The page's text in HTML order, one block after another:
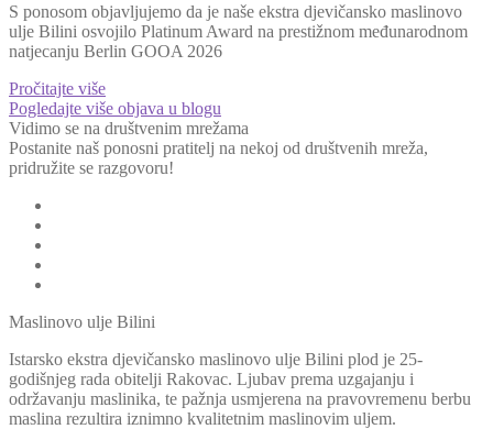
S ponosom objavljujemo da je naše ekstra djevičansko maslinovo
ulje Bilini osvojilo Platinum Award na prestižnom međunarodnom
natjecanju Berlin GOOA 2026
Pročitajte više
Pogledajte više objava u blogu
Vidimo se na društvenim mrežama
Postanite naš ponosni pratitelj na nekoj od društvenih mreža,
pridružite se razgovoru!
Maslinovo ulje Bilini
Istarsko ekstra djevičansko maslinovo ulje Bilini plod je 25-
godišnjeg rada obitelji Rakovac. Ljubav prema uzgajanju i
održavanju maslinika, te pažnja usmjerena na pravovremenu berbu
maslina rezultira iznimno kvalitetnim maslinovim uljem.